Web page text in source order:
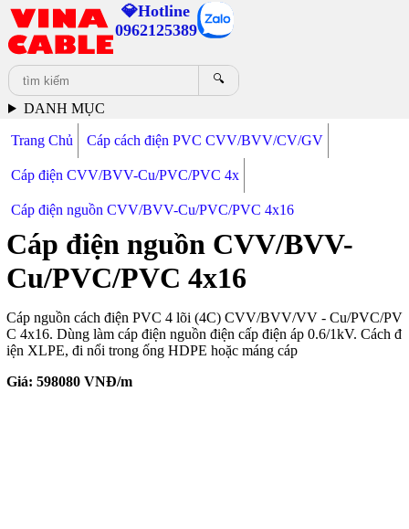
💎Hotline
0962125389
🔍
DANH MỤC
Trang Chủ Cáp cách điện PVC CVV/BVV/CV/GV
Cáp điện CVV/BVV-Cu/PVC/PVC 4x
Cáp điện nguồn CVV/BVV-Cu/PVC/PVC 4x16
Cáp điện nguồn CVV/BVV-
Cu/PVC/PVC 4x16
Cáp nguồn cách điện PVC 4 lõi (4C) CVV/BVV/VV - Cu/PVC/PV
C 4x16. Dùng làm cáp điện nguồn điện cấp điện áp 0.6/1kV. Cách đ
iện XLPE, đi nổi trong ống HDPE hoặc máng cáp
Giá: 598080VNĐ/m